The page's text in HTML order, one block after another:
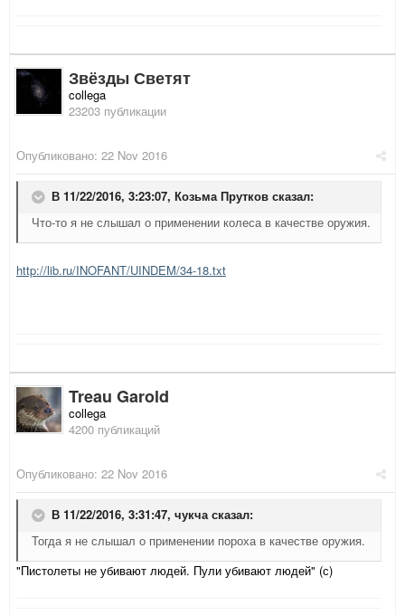
Звёзды Светят
collega
23203 публикации
Опубликовано: 22 Nov 2016
В 11/22/2016, 3:23:07, Козьма Прутков сказал:
Что-то я не слышал о применении колеса в качестве оружия.
http://lib.ru/INOFANT/UINDEM/34-18.txt
Treau Garold
collega
4200 публикаций
Опубликовано: 22 Nov 2016
В 11/22/2016, 3:31:47, чукчасказал:
Тогда я не слышал о применении пороха в качестве оружия.
"Пистолеты не убивают людей. Пули убивают людей" (с)